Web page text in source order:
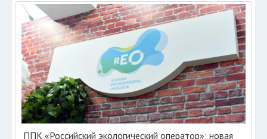
ППК «Российский экологический оператор»: новая